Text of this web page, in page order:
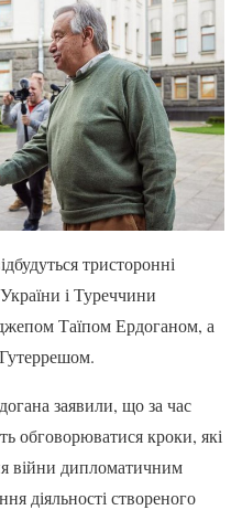
тристоронні
і Туреччини
Таїпом Ердоганом, а
заявили, що за час
обговорюватися кроки, які
війни дипломатичним
діяльності створеного